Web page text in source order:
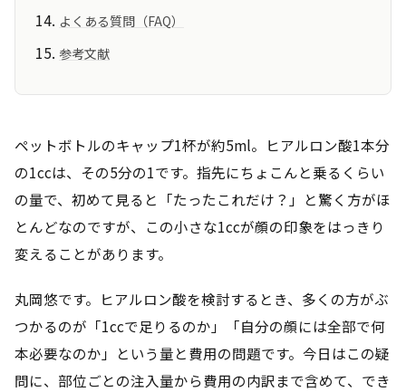
よくある質問（FAQ）
参考文献
ペットボトルのキャップ1杯が約5ml。ヒアルロン酸1本分
の1ccは、その5分の1です。指先にちょこんと乗るくらい
の量で、初めて見ると「たったこれだけ？」と驚く方がほ
とんどなのですが、この小さな1ccが顔の印象をはっきり
変えることがあります。
丸岡悠です。ヒアルロン酸を検討するとき、多くの方がぶ
つかるのが「1ccで足りるのか」「自分の顔には全部で何
本必要なのか」という量と費用の問題です。今日はこの疑
問に、部位ごとの注入量から費用の内訳まで含めて、でき